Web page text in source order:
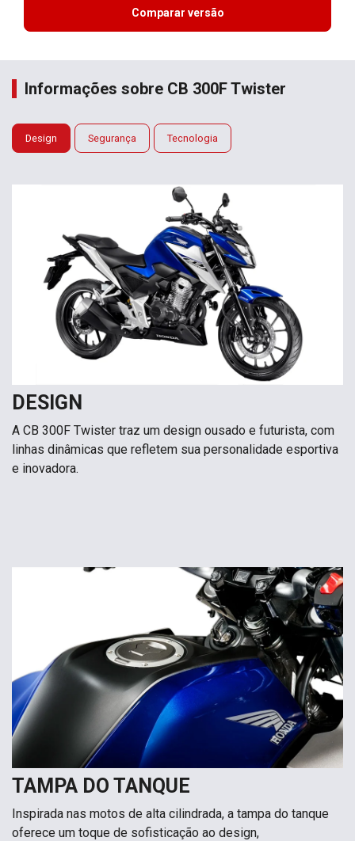
Comparar versão
Informações sobre CB 300F Twister
Design Segurança Tecnologia
DESIGN
A CB 300F Twister traz um design ousado e futurista, com
linhas dinâmicas que refletem sua personalidade esportiva
e inovadora.
TAMPA DO TANQUE
Inspirada nas motos de alta cilindrada, a tampa do tanque
oferece um toque de sofisticação ao design,